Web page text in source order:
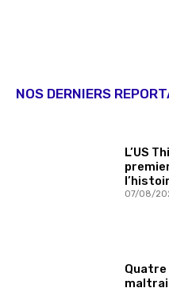
NOS DERNIERS
L’US
07/08/
Quatre